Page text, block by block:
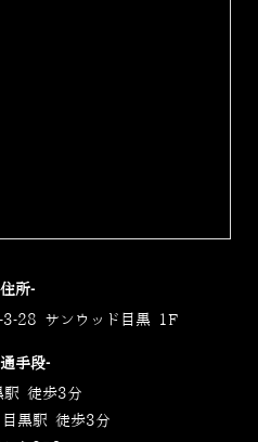
所‐
3-28 サンウッド目黒 1F
手段‐
駅 徒歩3分
黒駅 徒歩3分